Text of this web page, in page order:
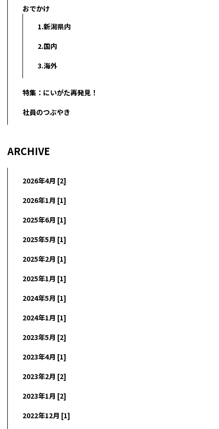
おでかけ
1.新潟県内
2.国内
3.海外
特集：にいがた再発見！
社員のつぶやき
ARCHIVE
2026年4月 [2]
2026年1月 [1]
2025年6月 [1]
2025年5月 [1]
2025年2月 [1]
2025年1月 [1]
2024年5月 [1]
2024年1月 [1]
2023年5月 [2]
2023年4月 [1]
2023年2月 [2]
2023年1月 [2]
2022年12月 [1]